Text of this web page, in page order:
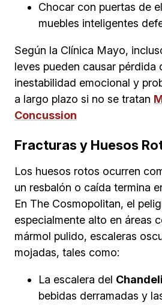
Chocar con puertas de
muebles inteligentes
Según la Clínica Mayo,
leves pueden causar pérdida
inestabilidad emocional y
a largo plazo si no se tratan
Concussion
Fracturas y Huesos
Los huesos rotos ocurren
un resbalón o caída termina
En The Cosmopolitan, el
especialmente alto en áreas
mármol pulido, escaleras
mojadas, tales como:
La escalera del
bebidas derramadas y